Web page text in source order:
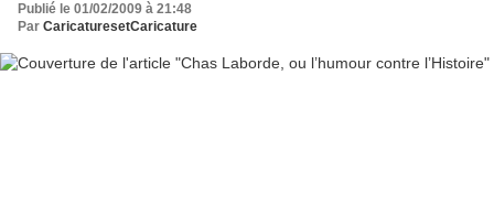
Publié le 01/02/2009 à 21:48
Par CaricaturesetCaricature